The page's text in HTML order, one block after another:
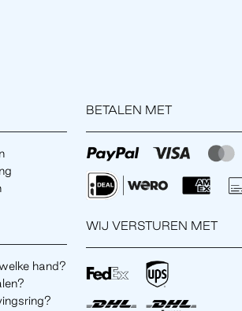
hand?
BETALEN MET
WIJ VERSTUREN MET